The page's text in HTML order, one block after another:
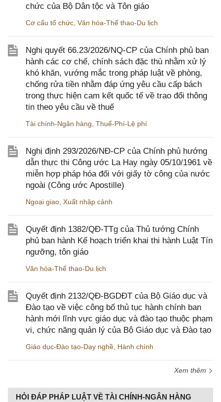
chức của Bộ Dân tộc và Tôn giáo
Cơ cấu tổ chức Văn hóa-Thể thao-Du lịch
Nghị quyết 66.23/2026/NQ-CP của Chính phủ ban
hành các cơ chế, chính sách đặc thù nhằm xử lý
khó khăn, vướng mắc trong pháp luật về phòng,
chống rửa tiền nhằm đáp ứng yêu cầu cấp bách
trong thực hiện cam kết quốc tế về trao đổi thông
tin theo yêu cầu về thuế
Tài chính-Ngân hàng Thuế-Phí-Lệ phí
Nghị định 293/2026/NĐ-CP của Chính phủ hướng
dẫn thực thi Công ước La Hay ngày 05/10/1961 về
miễn hợp pháp hóa đối với giấy tờ công của nước
ngoài (Công ước Apostille)
Ngoại giao Xuất nhập cảnh
Quyết định 1382/QĐ-TTg của Thủ tướng Chính
phủ ban hành Kế hoạch triển khai thi hành Luật Tín
ngưỡng, tôn giáo
Văn hóa-Thể thao-Du lịch
Quyết định 2132/QĐ-BGDĐT của Bộ Giáo dục và
Đào tạo về việc công bố thủ tục hành chính ban
hành mới lĩnh vực giáo dục và đào tạo thuộc phạm
vi, chức năng quản lý của Bộ Giáo dục và Đào tạo
Giáo dục-Đào tạo-Dạy nghề Hành chính
Xem thêm
HỎI ĐÁP PHÁP LUẬT VỀ TÀI CHÍNH-NGÂN HÀNG